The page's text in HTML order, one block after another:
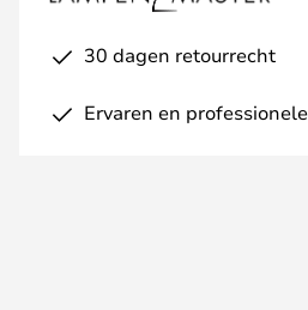
30 dagen retourrecht
Ervaren en